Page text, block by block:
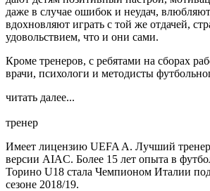
даже в случае ошибок и неудач,
вдохновляют играть с той же отдачей,
удовольствием, что и они сами.
Кроме тренеров, с ребятами на сборах
врачи, психологи и методисты
читать далее...
тренер
Имеет лицензию UEFA A. Лучший
версии AIAC. Более 15 лет опыта в
Торино U18 стала Чемпионом Италии
сезоне 2018/19.